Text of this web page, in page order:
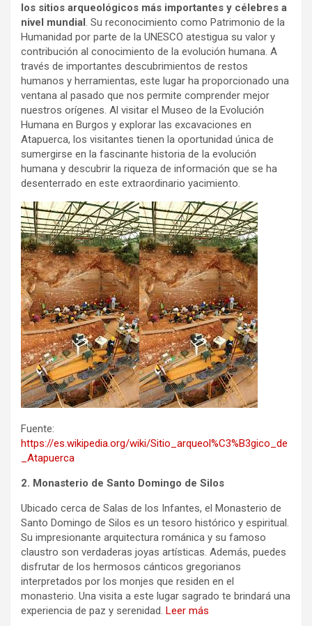
los sitios arqueológicos más importantes y célebres a
nivel mundial. Su reconocimiento como Patrimonio de la
Humanidad por parte de la UNESCO atestigua su valor y
contribución al conocimiento de la evolución humana. A
través de importantes descubrimientos de restos
humanos y herramientas, este lugar ha proporcionado una
ventana al pasado que nos permite comprender mejor
nuestros orígenes. Al visitar el Museo de la Evolución
Humana en Burgos y explorar las excavaciones en
Atapuerca, los visitantes tienen la oportunidad única de
sumergirse en la fascinante historia de la evolución
humana y descubrir la riqueza de información que se ha
desenterrado en este extraordinario yacimiento.
Fuente:
https://es.wikipedia.org/wiki/Sitio_arqueol%C3%B3gico_de
_Atapuerca
2. Monasterio de Santo Domingo de Silos
Ubicado cerca de Salas de los Infantes, el Monasterio de
Santo Domingo de Silos es un tesoro histórico y espiritual.
Su impresionante arquitectura románica y su famoso
claustro son verdaderas joyas artísticas. Además, puedes
disfrutar de los hermosos cánticos gregorianos
interpretados por los monjes que residen en el
monasterio. Una visita a este lugar sagrado te brindará una
experiencia de paz y serenidad. Leer más